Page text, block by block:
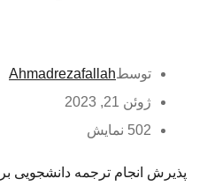
توسطAhmadrezafallah
ژوئن 21, 2023
502 نمایش
پذیرش انجام ترجمه دانشجویی